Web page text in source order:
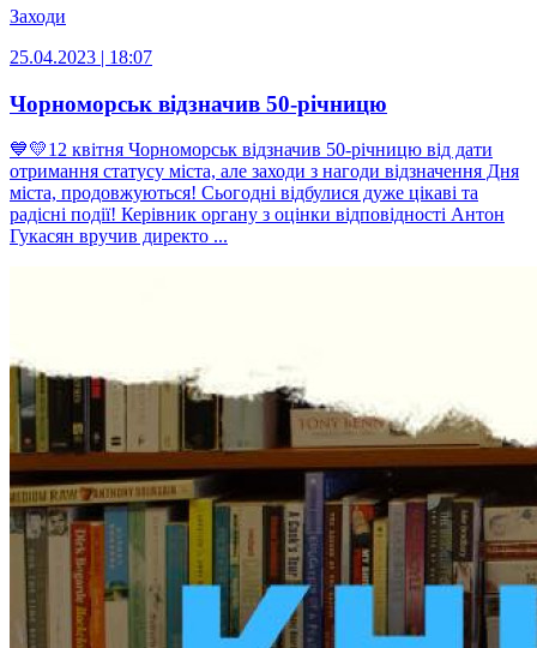
Заходи
25.04.2023 | 18:07
Чорноморськ відзначив 50-річницю
💙💛12 квітня Чорноморськ відзначив 50-річницю від дати
отримання статусу міста, але заходи з нагоди відзначення Дня
міста, продовжуються! Сьогодні відбулися дуже цікаві та
радісні події! Керівник органу з оцінки відповідності Антон
Гукасян вручив директо ...